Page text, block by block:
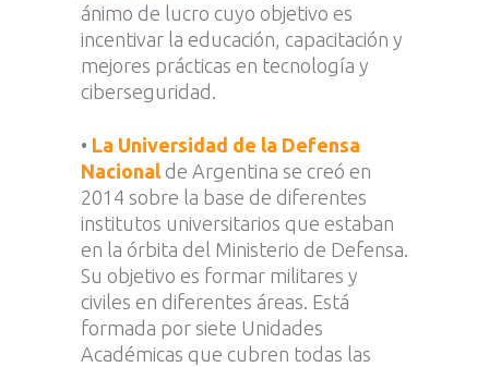
ánimo de lucro cuyo objetivo es
incentivar la educación, capacitación y
mejores prácticas en tecnología y
ciberseguridad.
• La Universidad de la Defensa
Nacional de Argentina se creó en
2014 sobre la base de diferentes
institutos universitarios que estaban
en la órbita del Ministerio de Defensa.
Su objetivo es formar militares y
civiles en diferentes áreas. Está
formada por siete Unidades
Académicas que cubren todas las